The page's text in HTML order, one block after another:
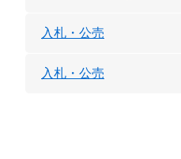
入札・公売
入札・公売